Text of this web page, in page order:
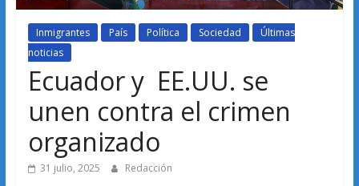
Inmigrantes País Política Sociedad
Últimas
noticias
Ecuador y EE.UU. se
unen contra el crimen
organizado
31 julio, 2025 Redacción